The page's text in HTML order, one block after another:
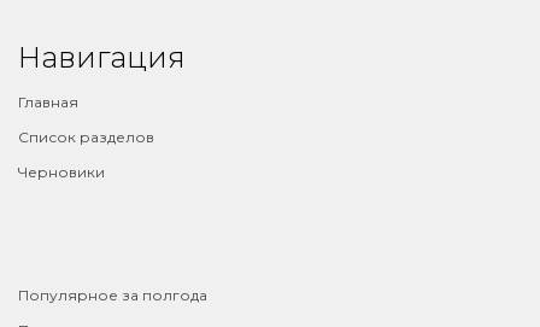
Навигация
Главная
Список разделов
Черновики
Популярное за полгода